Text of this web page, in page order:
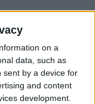
on a
data, such as
sent by a device for
and content
development.
1, synonyme de
L’AS Monaco
contre